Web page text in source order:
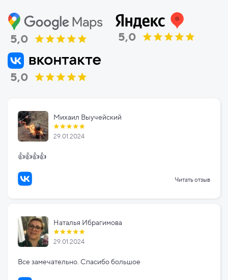
5,0 5,0
5,0
Михаил Выучейский
29.01.2024
👍👍👍👍
Читать отзыв
Наталья Ибрагимова
29.01.2024
Все замечательно. Спасибо большое